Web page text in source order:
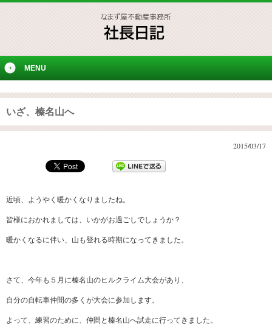
MENU
いざ、榛名山へ
2015/03/17
近頃、ようやく暖かくなりましたね。
皆様におかれましては、いかがお過ごしでしょうか？
暖かくなるに伴い、山も登れる時期になってきました。
さて、今年も５月に榛名山のヒルクライム大会があり、
自分の自転車仲間の多くが大会に参加します。
よって、練習のために、仲間と榛名山へ試走に行ってきました。